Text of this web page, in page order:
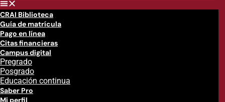
CRAI Biblioteca
Guía de matrícula
Pago en línea
Citas financieras
Campus digital
Pregrado
Posgrado
Educación continua
Saber Pro
Mi perfil